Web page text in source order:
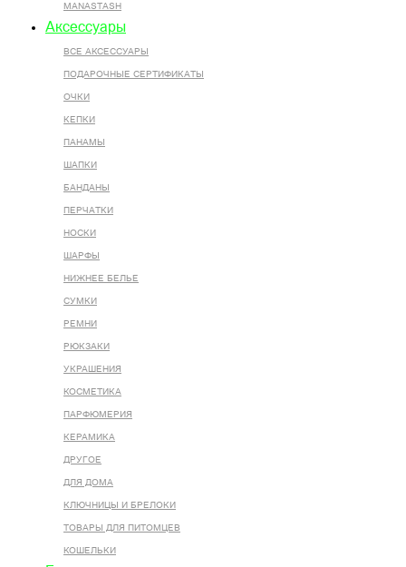
MANASTASH
Аксессуары
ВСЕ AКСЕССУАРЫ
ПОДАРОЧНЫЕ СЕРТИФИКАТЫ
ОЧКИ
КЕПКИ
ПАНАМЫ
ШАПКИ
БАНДАНЫ
ПЕРЧАТКИ
НОСКИ
ШАРФЫ
НИЖНЕЕ БЕЛЬЕ
СУМКИ
РЕМНИ
РЮКЗАКИ
УКРАШЕНИЯ
КОСМЕТИКА
ПАРФЮМЕРИЯ
КЕРАМИКА
ДРУГОЕ
ДЛЯ ДОМА
КЛЮЧНИЦЫ И БРЕЛОКИ
ТОВАРЫ ДЛЯ ПИТОМЦЕВ
КОШЕЛЬКИ